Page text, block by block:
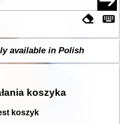
available in Polish
koszyka
koszyk